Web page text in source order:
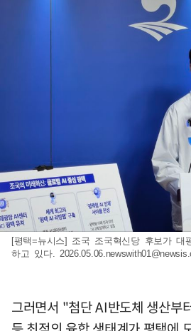
[평택=뉴시스] 조국 조국혁신당 후보가 대
하고 있다.
그러면서 "첨단 AI반도체 생산부